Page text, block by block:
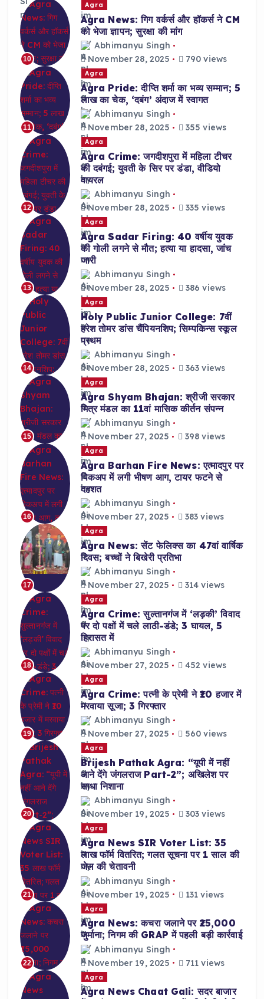
10
Agra
Agra News: गिग वर्कर्स और हॉकर्स ने CM
को भेजा ज्ञापन; सुरक्षा की मांग
Abhimanyu Singh
November 28, 2025
790 views
11
Agra
Agra Pride: दीप्ति शर्मा का भव्य सम्मान; 5
लाख का चेक, ‘दबंग’ अंदाज में स्वागत
Abhimanyu Singh
November 28, 2025
355 views
12
Agra
Agra Crime: जगदीशपुरा में महिला टीचर
की दबंगई; युवती के सिर पर डंडा, वीडियो
वायरल
Abhimanyu Singh
November 28, 2025
335 views
13
Agra
Agra Sadar Firing: 40 वर्षीय युवक
की गोली लगने से मौत; हत्या या हादसा, जांच
जारी
Abhimanyu Singh
November 28, 2025
386 views
14
Agra
Holy Public Junior College: 7वीं
हरेश तोमर डांस चैंपियनशिप; सिम्पकिन्स स्कूल
प्रथम
Abhimanyu Singh
November 28, 2025
363 views
15
Agra
Agra Shyam Bhajan: श्रीजी सरकार
मित्र मंडल का 11वां मासिक कीर्तन संपन्न
Abhimanyu Singh
November 27, 2025
398 views
16
Agra
Agra Barhan Fire News: एत्मादपुर पर
पिकअप में लगी भीषण आग, टायर फटने से
दहशत
Abhimanyu Singh
November 27, 2025
383 views
17
Agra
Agra News: सेंट फेलिक्स का 47वां वार्षिक
दिवस; बच्चों ने बिखेरी प्रतिभा
Abhimanyu Singh
November 27, 2025
314 views
18
Agra
Agra Crime: सुल्तानगंज में ‘लड़की’ विवाद
पर दो पक्षों में चले लाठी-डंडे; 3 घायल, 5
हिरासत में
Abhimanyu Singh
November 27, 2025
452 views
19
Agra
Agra Crime: पत्नी के प्रेमी ने ₹10 हजार में
मरवाया सूजा; 3 गिरफ्तार
Abhimanyu Singh
November 27, 2025
560 views
20
Agra
Brijesh Pathak Agra: “यूपी में नहीं
आने देंगे जंगलराज Part-2”; अखिलेश पर
साधा निशाना
Abhimanyu Singh
November 19, 2025
303 views
21
Agra
Agra News SIR Voter List: 35
लाख फॉर्म वितरित; गलत सूचना पर 1 साल की
जेल की चेतावनी
Abhimanyu Singh
November 19, 2025
131 views
22
Agra
Agra News: कचरा जलाने पर ₹25,000
जुर्माना; निगम की GRAP में पहली बड़ी कार्रवाई
Abhimanyu Singh
November 19, 2025
711 views
Agra
Agra News Chaat Gali: सदर बाजार